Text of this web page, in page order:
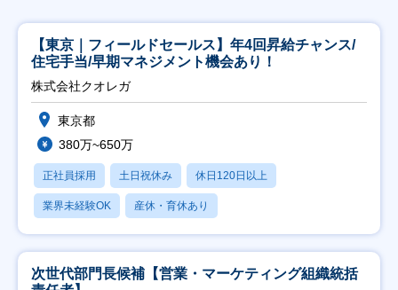
【東京｜フィールドセールス】年4回昇給チャンス/
住宅手当/早期マネジメント機会あり！
株式会社クオレガ
東京都
380万~650万
正社員採用 土日祝休み 休日120日以上
業界未経験OK 産休・育休あり
次世代部門長候補【営業・マーケティング組織統括